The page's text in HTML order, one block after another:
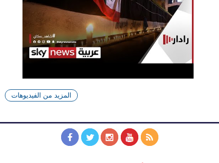
المزيد من الفيديوهات